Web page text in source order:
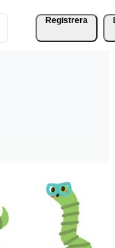
Registrera